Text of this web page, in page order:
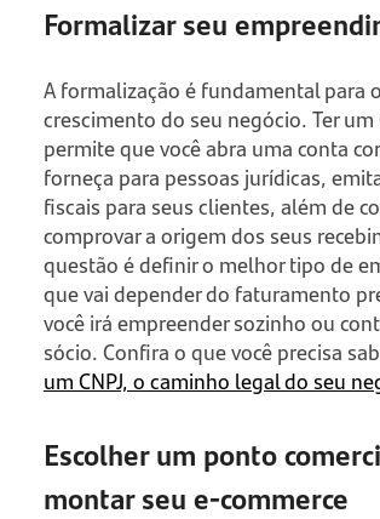
Formalizar seu
A formalização é fundamental para o
crescimento do seu negócio. Ter um
permite que você abra uma conta
forneça para pessoas jurídicas,
fiscais para seus clientes, além de
comprovar a origem dos seus
questão é definir o melhor tipo de
que vai depender do faturamento
você irá empreender sozinho ou
sócio. Confira o que você precisa
um CNPJ, o caminho legal do seu
Escolher um ponto
montar seu e-commerce